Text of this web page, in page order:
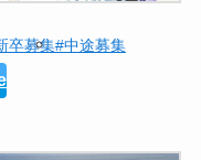
卒募集#中途募集